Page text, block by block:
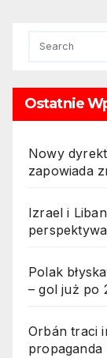
ropy
Ataki
presją
dla
Ostatnie
Nowy
zapowiada
Izrael i
Polak
– gol już po
Orbán traci